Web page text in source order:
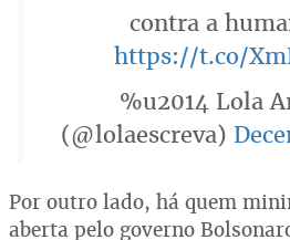
contra a
https://t.co/
%u2014 Lola
(@lolaescreva)
Por outro lado, há quem
aberta pelo governo